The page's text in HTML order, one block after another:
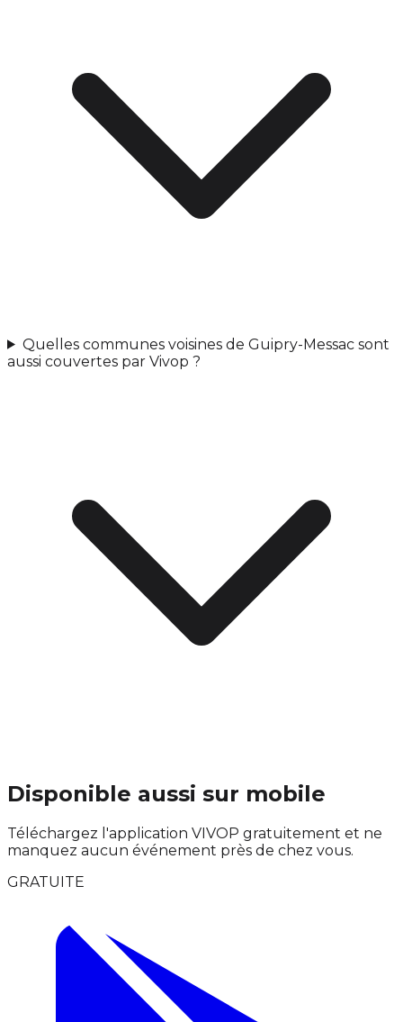
Quelles communes voisines de Guipry-Messac sont
aussi couvertes par Vivop ?
Disponible aussi sur mobile
Téléchargez l'application VIVOP gratuitement et ne
manquez aucun événement près de chez vous.
GRATUITE